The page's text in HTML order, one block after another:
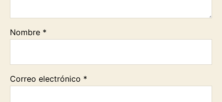
Nombre *
Correo electrónico *